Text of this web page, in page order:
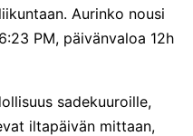
Aurinko nousi
PM, päivänvaloa 12h
sadekuuroille,
iltapäivän mittaan,